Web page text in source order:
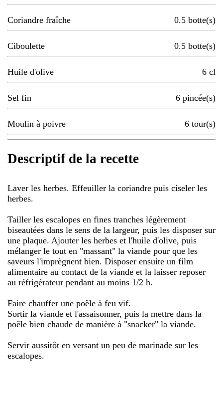
Coriandre fraîche 0.5 botte(s)
Ciboulette 0.5 botte(s)
Huile d'olive 6 cl
Sel fin 6 pincée(s)
Moulin à poivre 6 tour(s)
Descriptif de la recette
Laver les herbes. Effeuiller la coriandre puis ciseler les
herbes.
Tailler les escalopes en fines tranches légèrement
biseautées dans le sens de la largeur, puis les disposer sur
une plaque. Ajouter les herbes et l'huile d'olive, puis
mélanger le tout en "massant" la viande pour que les
saveurs l'imprègnent bien. Disposer ensuite un film
alimentaire au contact de la viande et la laisser reposer
au réfrigérateur pendant au moins 1/2 h.
Faire chauffer une poêle à feu vif.
Sortir la viande et l'assaisonner, puis la mettre dans la
poêle bien chaude de manière à "snacker" la viande.
Servir aussitôt en versant un peu de marinade sur les
escalopes.